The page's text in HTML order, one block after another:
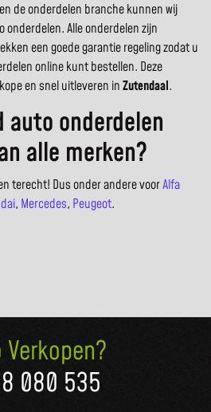
de onderdelen branche kunnen wij
onderdelen. Alle onderdelen zijn
een goede garantie regeling zodat u
online kunt bestellen. Deze
en snel uitleveren inZutendaal.
auto onderdelen
alle merken?
terecht! Dus onder andere voorAlfa
, Mercedes, Peugeot.
080 535